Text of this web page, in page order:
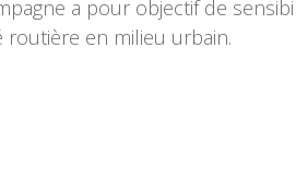
a pour objectif de
en milieu urbain.